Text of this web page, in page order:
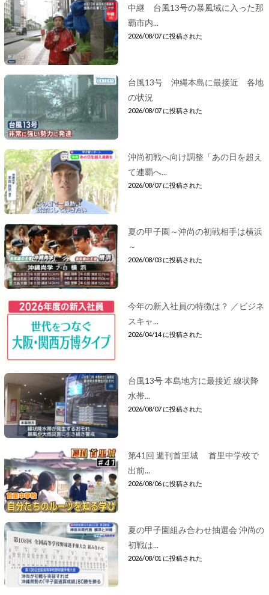
中継 台風13号の暴風域に入った那
覇市内...
2026/08/07 に投稿された
台風13号 沖縄本島に最接近 各地
の状況
2026/08/07 に投稿された
沖尚初戦へ向け調整「あの日を超え
て連覇へ...
2026/08/07 に投稿された
夏の甲子園～沖尚の初戦相手は横浜
～
2026/08/03 に投稿された
今年の新入社員の特徴は？ ／ビジネ
スキャ...
2026/04/14 に投稿された
台風13号 本島地方に最接近 線状降
水帯...
2026/08/07 に投稿された
第41回 週刊首里城 首里中学校で
出前...
2026/08/06 に投稿された
夏の甲子園組み合わせ抽選会 沖尚の
初戦は...
2026/08/01 に投稿された